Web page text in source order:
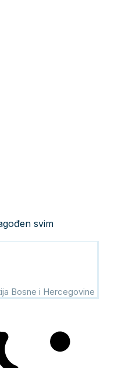
svim
Bosne i Hercegovine